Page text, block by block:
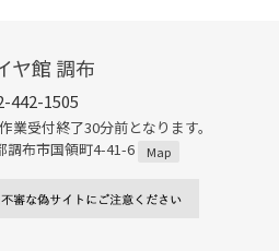
ヤ館 調布
442-1505
受付終了30分前となります。
布市国領町4-41-6
Map